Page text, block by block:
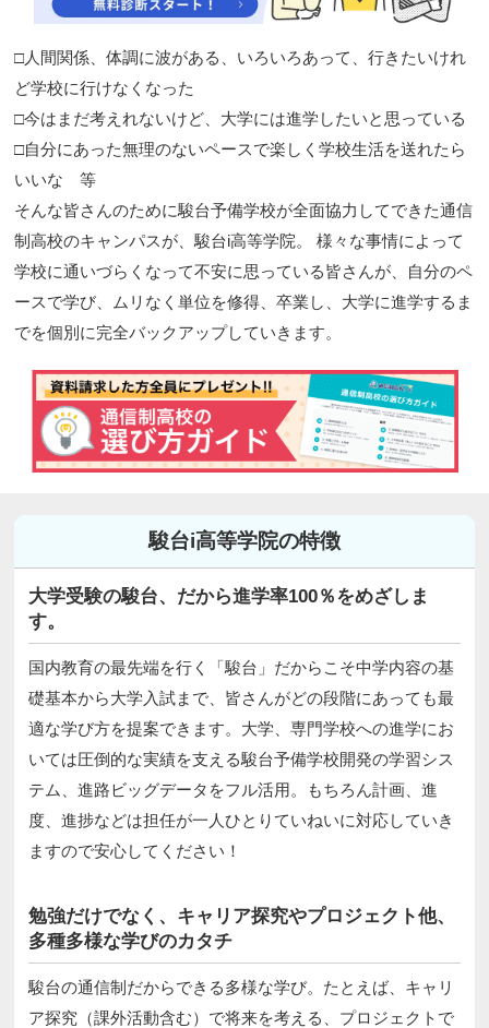
□人間関係、体調に波がある、いろいろあって、行きたいけれ
ど学校に行けなくなった
□今はまだ考えれないけど、大学には進学したいと思っている
□自分にあった無理のないペースで楽しく学校生活を送れたら
いいな 等
そんな皆さんのために駿台予備学校が全面協力してできた通信
制高校のキャンパスが、駿台i高等学院。 様々な事情によって
学校に通いづらくなって不安に思っている皆さんが、自分のペ
ースで学び、ムリなく単位を修得、卒業し、大学に進学するま
でを個別に完全バックアップしていきます。
駿台i高等学院の特徴
大学受験の駿台、だから進学率100％をめざしま
す。
国内教育の最先端を行く「駿台」だからこそ中学内容の基
礎基本から大学入試まで、皆さんがどの段階にあっても最
適な学び方を提案できます。大学、専門学校への進学にお
いては圧倒的な実績を支える駿台予備学校開発の学習シス
テム、進路ビッグデータをフル活用。もちろん計画、進
度、進捗などは担任が一人ひとりていねいに対応していき
ますので安心してください！
勉強だけでなく、キャリア探究やプロジェクト他、
多種多様な学びのカタチ
駿台の通信制だからできる多様な学び。たとえば、キャリ
ア探究（課外活動含む）で将来を考える、プロジェクトで